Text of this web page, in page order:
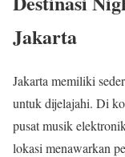
Jakarta
Jakarta memiliki
untuk dijelajahi. Di
pusat musik
lokasi menawarkan